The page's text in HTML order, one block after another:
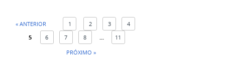
« ANTERIOR 1 2 3
4
5
6 7 8 ...
11
PRÓXIMO »